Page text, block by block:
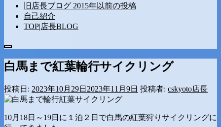
旧店長ブログ 2015年以前の投稿
自己紹介
TOP|店長BLOG
メ
ニ
ュ
白馬まで紅葉輪行サイクリング
投稿日: 2023年10月29日 2023年11月9日 投稿者: cskyoto店長
10月18日～19日に１泊２日で白馬の紅葉狩りサイクリングに